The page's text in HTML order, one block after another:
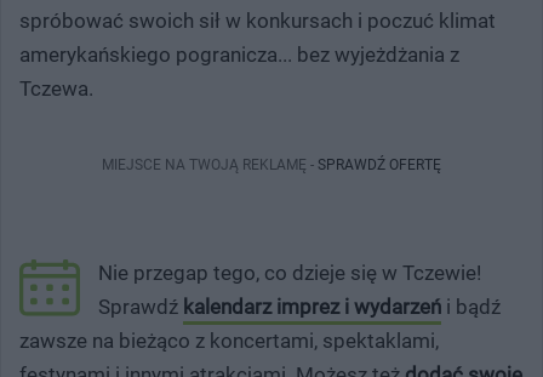
spróbować swoich sił w konkursach i poczuć klimat
amerykańskiego pogranicza... bez wyjeżdżania z
Tczewa.
MIEJSCE NA TWOJĄ REKLAMĘ - SPRAWDŹ OFERTĘ
Nie przegap tego, co dzieje się w Tczewie!
Sprawdź kalendarz imprez i wydarzeń i bądź
zawsze na bieżąco z koncertami, spektaklami,